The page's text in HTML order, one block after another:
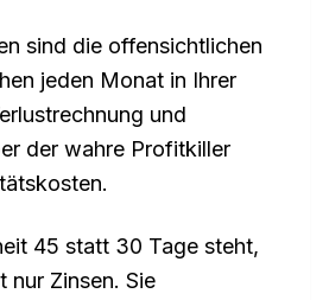
sind die offensichtlichen
jeden Monat in Ihrer
und
der wahre Profitkiller
45 statt 30 Tage steht,
nur Zinsen. Sie